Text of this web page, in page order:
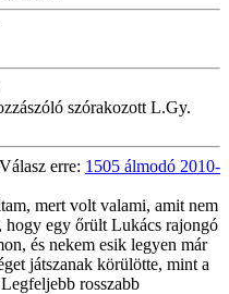
szórakozott L.Gy.
erre: 1505 álmodó 2010-
mert volt valami, amit nem
hogy egy őrült Lukács rajongó
és nekem esik legyen már
játszanak körülötte, mint a
rosszabb